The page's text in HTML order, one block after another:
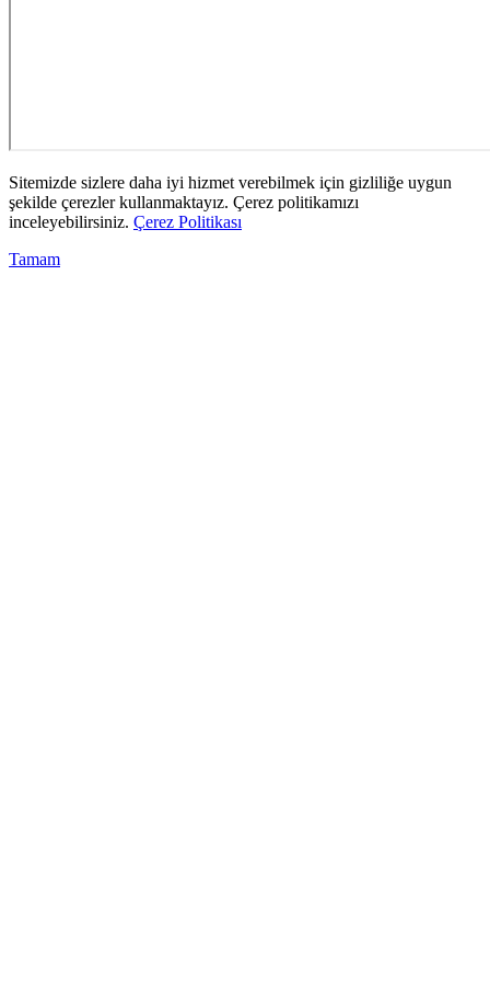
Sitemizde sizlere daha iyi hizmet verebilmek için gizliliğe uygun
şekilde çerezler kullanmaktayız. Çerez politikamızı
inceleyebilirsiniz. Çerez Politikası
Tamam